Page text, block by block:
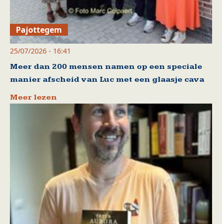
Pajottegem
25/07/2026 - 16:41
Meer dan 200 mensen namen op een speciale
manier afscheid van Luc met een glaasje cava
Meer lezen